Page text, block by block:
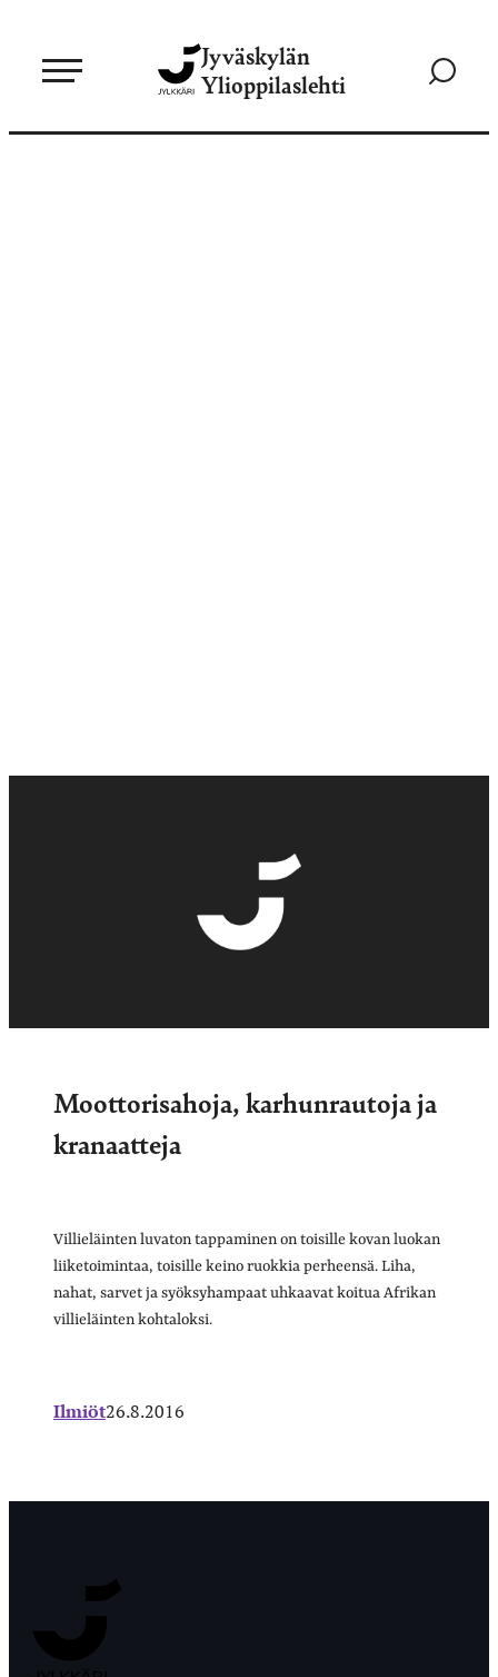
sisältöön
Jyväskylän
Ylioppilaslehti
Siirry
Moottorisahoja, karhunrautoja ja
kranaatteja
Villieläinten luvaton tappaminen on toisille kovan luokan
liiketoimintaa, toisille keino ruokkia perheensä. Liha,
nahat, sarvet ja syöksyhampaat uhkaavat koitua Afrikan
villieläinten kohtaloksi.
Ilmiöt26.8.2016